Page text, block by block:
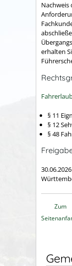
Nachweis
erhalten
§ 11
§ 12
§ 48
Zum